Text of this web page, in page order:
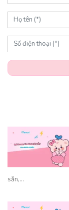
sẵn,…